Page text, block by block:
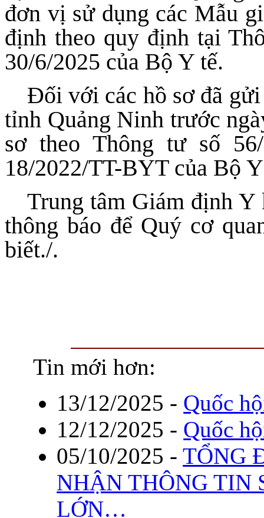
đơn vị sử dụng các Mẫu
định theo quy định tại
30/6/2025 của Bộ Y tế.
Đối với các hồ sơ đã
tỉnh Quảng Ninh trước
sơ theo Thông tư số
18/2022/TT-BYT của Bộ
Trung tâm Giám định
thông báo để Quý cơ
biết./.
Tin mới hơn:
13/12/2025 - Quốc
12/12/2025 - Quốc
05/10/2025 -TỔNG
NHẬN THÔNG TIN
LỚN…